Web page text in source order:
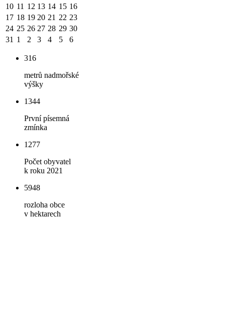
10 11 12 13 14 15 16
17 18 19 20 21 22 23
24 25 26 27 28 29 30
31 1 2 3 4 5 6
316
metrů nadmořské
výšky
1344
První písemná
zmínka
1277
Počet obyvatel
k roku 2021
5948
rozloha obce
v hektarech